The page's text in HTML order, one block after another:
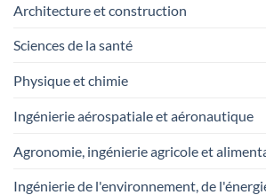
Architecture et construction
Sciences de la santé
Physique et chimie
Ingénierie aérospatiale et aéronautique
Agronomie, ingénierie agricole et
Ingénierie de l'environnement, de